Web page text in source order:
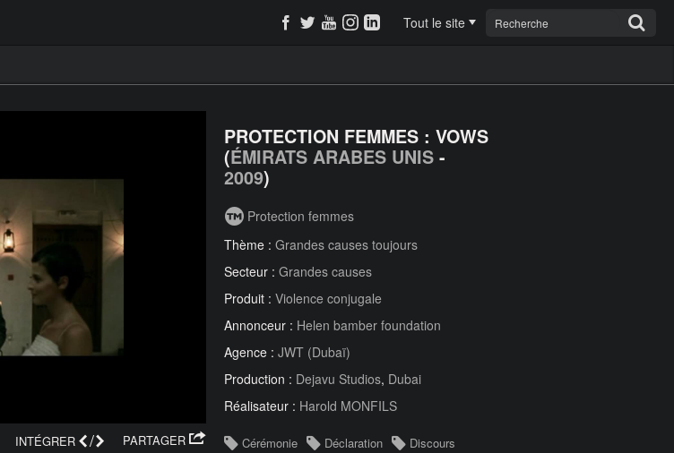
Tout le site
PARTAGER
INTÉGRER /
PROTECTION FEMMES : VOWS
(ÉMIRATS ARABES UNIS -
2009)
Protection femmes
Thème : Grandes causes toujours
Secteur : Grandes causes
Produit : Violence conjugale
Annonceur : Helen bamber foundation
Agence : JWT (Dubaï)
Production : Dejavu Studios, Dubai
Réalisateur : Harold MONFILS
Cérémonie Déclaration
Discours